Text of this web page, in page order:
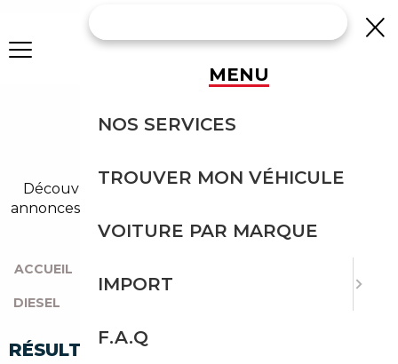
AUDI A4 DIESEL
Découvrez un large choix de audi diesel dans nos
annonces de a4. Un import sans effort avec Courtage
Auto.
ACCUEIL
DIESEL
RÉSULTATS DE VOTRE RECHERCHE
MENU
NOS SERVICES
TROUVER MON VÉHICULE
VOITURE PAR MARQUE
IMPORT
F.A.Q